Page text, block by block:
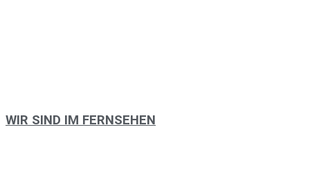
WIR SIND IM FERNSEHEN